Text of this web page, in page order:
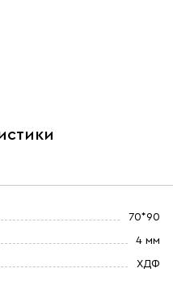
70*90
4 мм
ХДФ